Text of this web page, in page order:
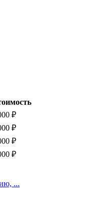
₽
₽
₽
₽
...